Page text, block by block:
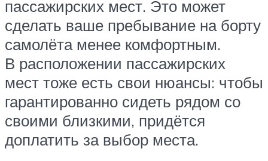
пассажирских мест. Это может
сделать ваше пребывание на борту
самолёта менее комфортным.
В расположении пассажирских
мест тоже есть свои нюансы: чтобы
гарантированно сидеть рядом со
своими близкими, придётся
доплатить за выбор места.